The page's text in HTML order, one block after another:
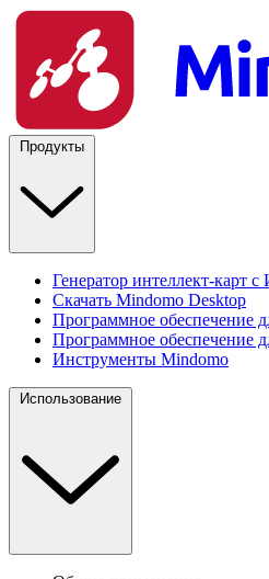
Продукты
Генератор интеллект-карт
Скачать Mindomo Desktop
Программное обеспечение
Программное обеспечение
Инструменты Mindomo
Использование